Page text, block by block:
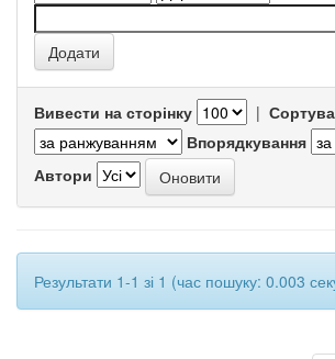
Вивести на сторінку |
Впорядкування
Автори
Результати 1-1 зі 1 (час пошуку: 0.003